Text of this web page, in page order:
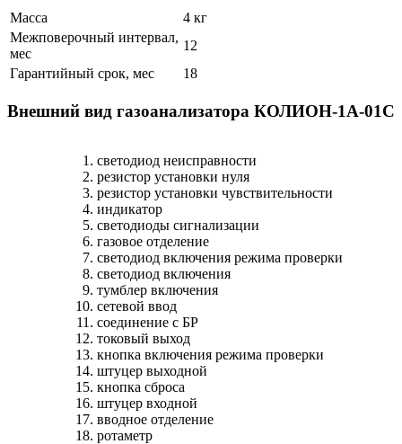
Масса
4 кг
Межповерочный интервал,
мес
12
Гарантийный срок, мес
18
Внешний вид газоанализатора КОЛИОН-1А-01С
светодиод неисправности
резистор установки нуля
резистор установки чувствительности
индикатор
светодиоды сигнализации
газовое отделение
светодиод включения режима проверки
светодиод включения
тумблер включения
сетевой ввод
соединение с БР
токовый выход
кнопка включения режима проверки
штуцер выходной
кнопка сброса
штуцер входной
вводное отделение
ротаметр